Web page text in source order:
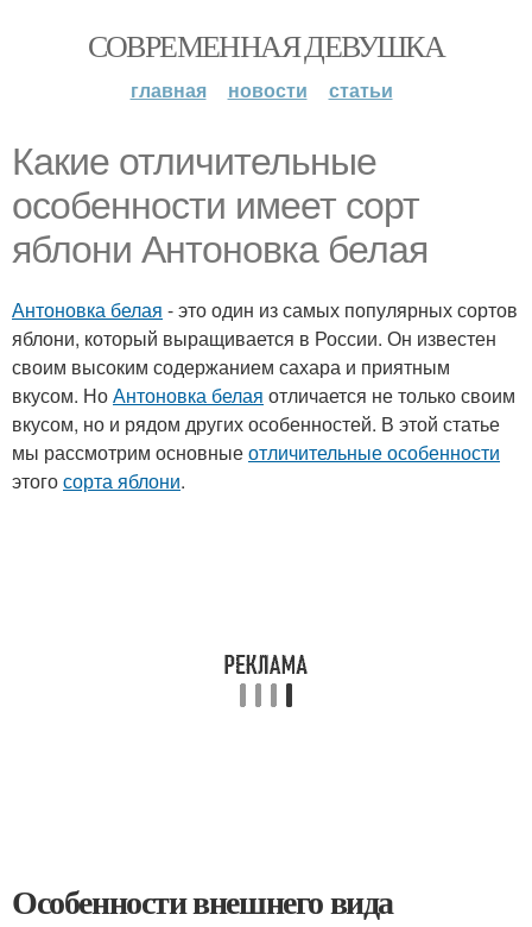
СОВРЕМЕННАЯ ДЕВУШКА
главная новости статьи
Какие отличительные
особенности имеет сорт
яблони Антоновка белая
Антоновка белая - это один из самых популярных сортов
яблони, который выращивается в России. Он известен
своим высоким содержанием сахара и приятным
вкусом. НоАнтоновка белая отличается не только своим
вкусом, но и рядом других особенностей. В этой статье
мы рассмотрим основныеотличительные особенности
этогосорта яблони.
Особенности внешнего вида